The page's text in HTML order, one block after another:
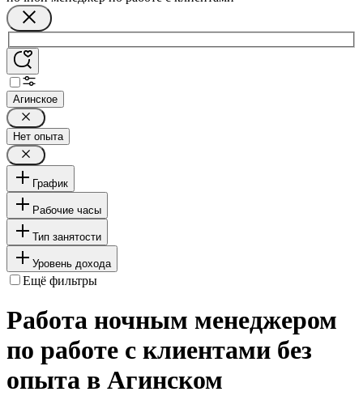
Агинское
Нет опыта
График
Рабочие часы
Тип занятости
Уровень дохода
Ещё фильтры
Работа ночным менеджером
по работе с клиентами без
опыта в Агинском